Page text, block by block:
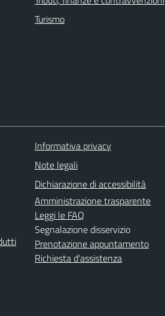
Turismo
Informativa privacy
Note legali
Dichiarazione di accessibilità
Amministrazione trasparente
Leggi le FAQ
Segnalazione disservizio
Prenotazione appuntamento
Richiesta d'assistenza